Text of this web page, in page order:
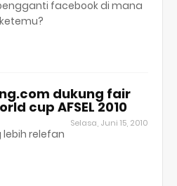
facebook di mana
dukung fair
cup AFSEL 2010
Selasa, Juni 15, 2010
relefan